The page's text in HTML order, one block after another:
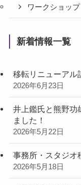
ワークショップ
新着情報一覧
移転リニューアル
2026年6月23日
井上鑑氏と熊野功
ました！
2026年5月22日
事務所・スタジオ
2026年5月18日